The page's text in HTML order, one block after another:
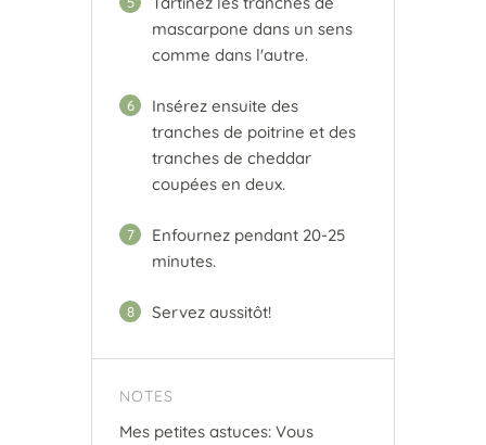
mascarpone dans un sens
comme dans l'autre.
6
Insérez ensuite des
tranches de poitrine et des
tranches de cheddar
coupées en deux.
7
Enfournez pendant 20-25
minutes.
8 Servez aussitôt!
NOTES
Mes petites astuces: Vous